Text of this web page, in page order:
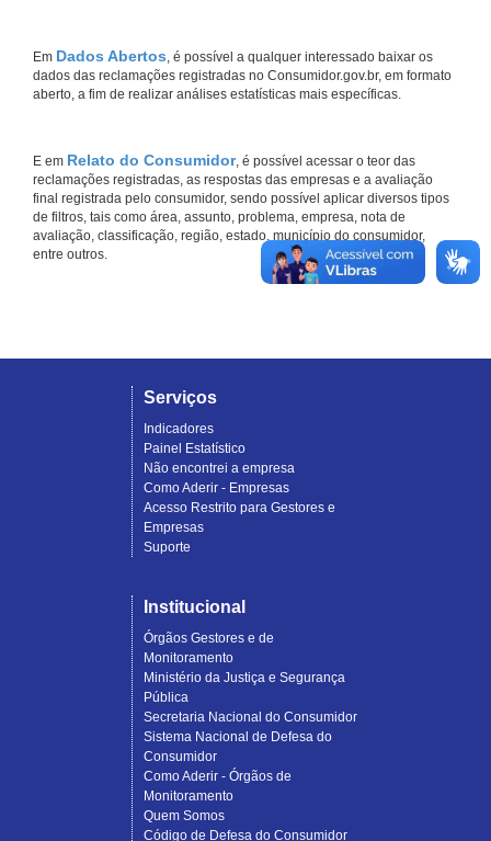
Em Dados Abertos, é possível a qualquer interessado baixar os
dados das reclamações registradas no Consumidor.gov.br, em formato
aberto, a fim de realizar análises estatísticas mais específicas.
E em Relato do Consumidor, é possível acessar o teor das
reclamações registradas, as respostas das empresas e a avaliação
final registrada pelo consumidor, sendo possível aplicar diversos tipos
de filtros, tais como área, assunto, problema, empresa, nota de
avaliação, classificação, região, estado, município do consumidor,
entre outros.
Serviços
Indicadores
Painel Estatístico
Não encontrei a empresa
Como Aderir - Empresas
Acesso Restrito para Gestores e
Empresas
Suporte
Institucional
Órgãos Gestores e de
Monitoramento
Ministério da Justiça e Segurança
Pública
Secretaria Nacional do Consumidor
Sistema Nacional de Defesa do
Consumidor
Como Aderir - Órgãos de
Monitoramento
Quem Somos
Código de Defesa do Consumidor